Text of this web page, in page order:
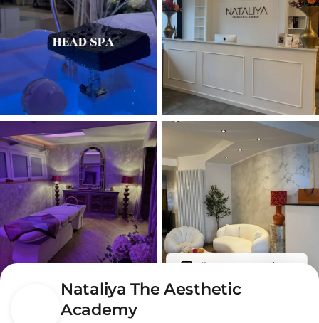
Alle Fotos anzeigen
Nataliya The Aesthetic
Academy